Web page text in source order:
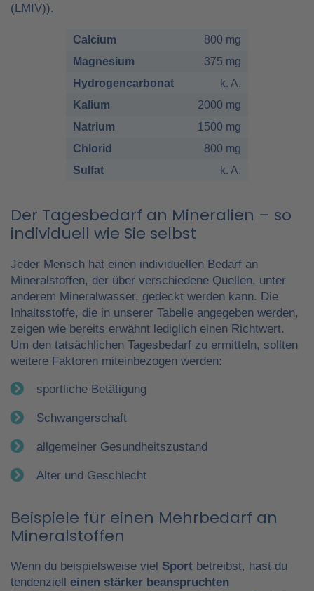
(LMIV)).
Calcium
800 mg
Magnesium
375 mg
Hydrogencarbonat
k. A.
Kalium
2000 mg
Natrium
1500 mg
Chlorid
800 mg
Sulfat
k. A.
Der Tagesbedarf an Mineralien – so
individuell wie Sie selbst
Jeder Mensch hat einen individuellen Bedarf an
Mineralstoffen, der über verschiedene Quellen, unter
anderem Mineralwasser, gedeckt werden kann. Die
Inhaltsstoffe, die in unserer Tabelle angegeben werden,
zeigen wie bereits erwähnt lediglich einen Richtwert.
Um den tatsächlichen Tagesbedarf zu ermitteln, sollten
weitere Faktoren miteinbezogen werden:
sportliche Betätigung
Schwangerschaft
allgemeiner Gesundheitszustand
Alter und Geschlecht
Beispiele für einen Mehrbedarf an
Mineralstoffen
Wenn du beispielsweise viel Sport betreibst, hast du
tendenziell einen stärker beanspruchten